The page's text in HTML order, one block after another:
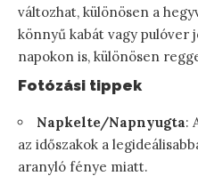
változhat, különösen a
könnyű kabát vagy pulóver
napokon is, különösen
Fotózási tippek
Napkelte/Napnyugta:
az időszakok a
aranyló fénye miatt.